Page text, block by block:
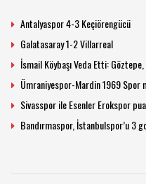
Antalyaspor 4-3 Keçiörengücü
Galatasaray 1-2 Villarreal
İsmail Köybaşı Veda Etti:
Ümraniyespor-Mardin 1969 Spor
Sivasspor ile Esenler Erokspor
Bandırmaspor, İstanbulspor’u 3